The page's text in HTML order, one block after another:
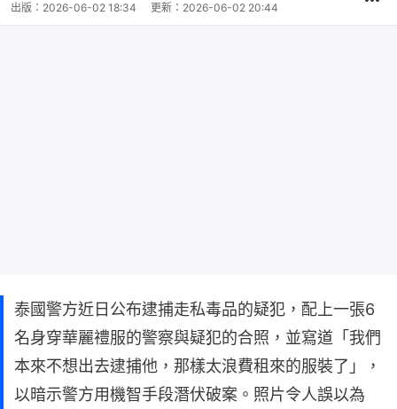
出版： 2026-06-02 18:34 更新： 2026-06-02 20:44
泰國警方近日公布逮捕走私毒品的疑犯，配上一張6
名身穿華麗禮服的警察與疑犯的合照，並寫道「我們
本來不想出去逮捕他，那樣太浪費租來的服裝了」，
以暗示警方用機智手段潛伏破案。照片令人誤以為